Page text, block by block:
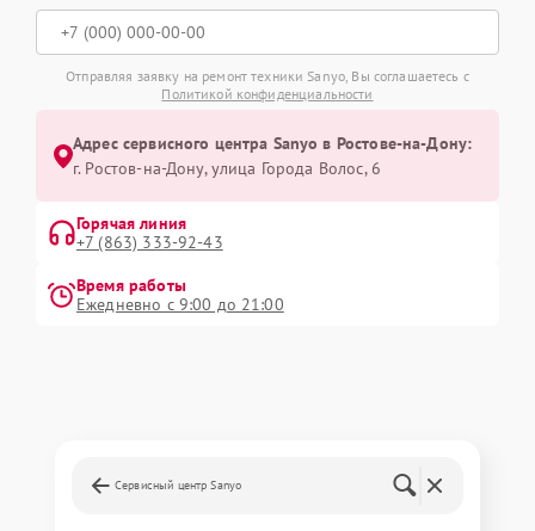
Отправляя заявку на ремонт техники Sanyo, Вы соглашаетесь с
Политикой конфиденциальности
Адрес сервисного центра Sanyo в Ростове-на-Дону:
г. Ростов-на-Дону, улица Города Волос, 6
Горячая линия
+7 (863) 333-92-43
Время работы
Ежедневно с 9:00 до 21:00
Сервисный центр Sanyo